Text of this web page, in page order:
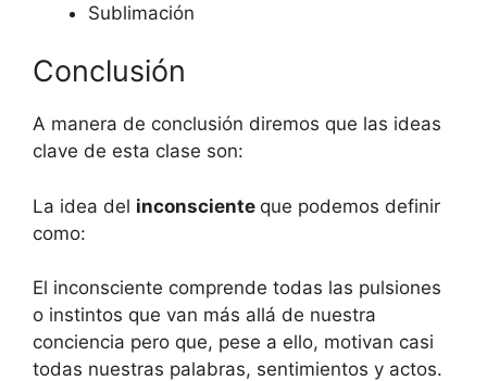
Sublimación
Conclusión
A manera de conclusión diremos que las ideas
clave de esta clase son:
La idea del inconsciente que podemos definir
como:
El inconsciente comprende todas las pulsiones
o instintos que van más allá de nuestra
conciencia pero que, pese a ello, motivan casi
todas nuestras palabras, sentimientos y actos.